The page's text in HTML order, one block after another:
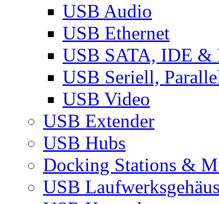
USB Audio
USB Ethernet
USB SATA, IDE &
USB Seriell,
USB Video
USB Extender
USB Hubs
Docking Stations &
USB